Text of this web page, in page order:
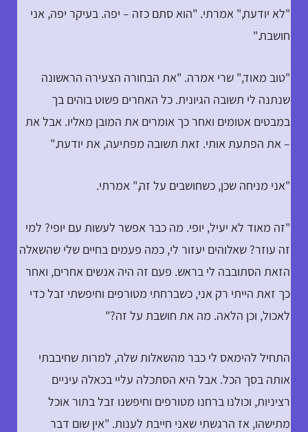
"לא יודעת," אמרתי. "הוא סתם כזה – יפה. בעיקר יפה, אני
חושבת."
"טוב מאוד," שרי אמרה. "את הבחורה הצעירה הראשונה
שנתנה לי תשובה הגיונית. כל האחרים פשוט בוהים בך
במבטים אטומים ואחר כך אומרים את המובן מאליו. אבל את
– את הפתעת אותי. זאת תשובה מפתיעה, את יודעת."
"אני מניחה שכן, כשחושבים על זה," אמרתי.
"זה מאוד לא יעיל, יופי. מה כבר אפשר לעשות עם יופי? למי
זה עוזר? שאלוהים יעזור לי, כמה פעמים בחיים שלי שהשאלה
הזאת הסתובבה לי בראש. פעם זה היה אנשים אחרים, ואחר
כך זאת הייתי רק אני, כשברחתי מטורפים וחיפשתי זבל כדי
לאכול, וכן הלאה. מה את חושבת על זה?"
התחיל להימאס לי כבר מהשאלות שלה, למרות שחיבבתי
אותה בסך הכל. אבל היא הסתכלה עליי בכאלה עיניים
רציניות, וכולנו ברחנו מטורפים וחיפשנו זבל בתור אוכל
מתישהו, אז הרגשתי שאני חייבת לענות. "אין שום דבר